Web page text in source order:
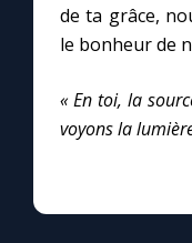
de ta grâce,
le bonheur de
« En toi, la
voyons la